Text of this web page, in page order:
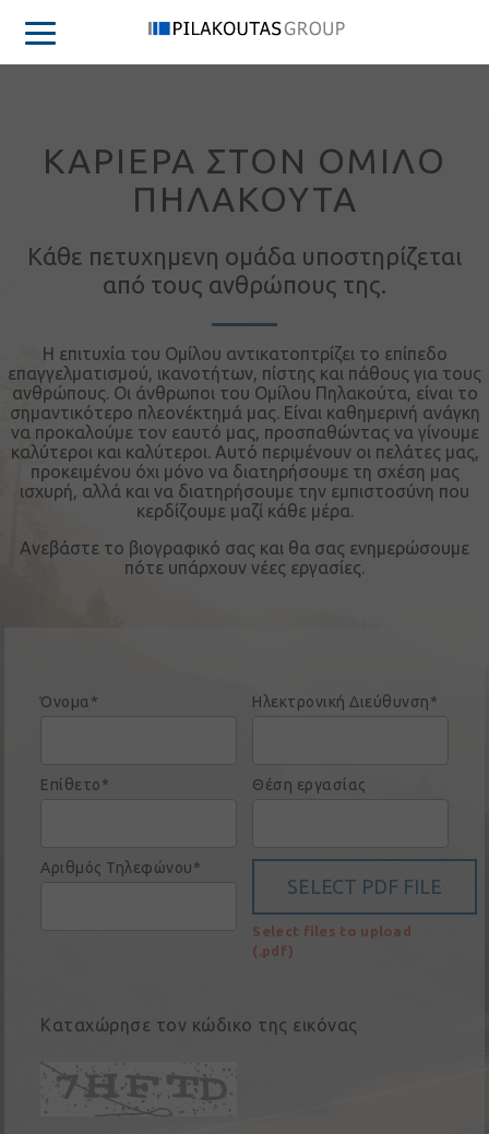
Συνδεση
Ο
Πηλακούτα
Νέα &
εκδηλώσεις
Πωλήσεις
Εταιρική
κοινωνική
ευθύνη
ΚΑΡΙΕΡΑ ΣΤΟΝ ΟΜΙΛΟ
ΠΗΛΑΚΟΥΤΑ
Κάθε πετυχημενη ομάδα υποστηρίζεται
από τους ανθρώπους της.
Η επιτυχία του Ομίλου αντικατοπτρίζει το επίπεδο
επαγγελματισμού, ικανοτήτων, πίστης και πάθους για τους
ανθρώπους. Οι άνθρωποι του Ομίλου Πηλακούτα, είναι το
σημαντικότερο πλεονέκτημά μας. Είναι καθημερινή ανάγκη
να προκαλούμε τον εαυτό μας, προσπαθώντας να γίνουμε
καλύτεροι και καλύτεροι. Αυτό περιμένουν οι πελάτες μας,
προκειμένου όχι μόνο να διατηρήσουμε τη σχέση μας
ισχυρή, αλλά και να διατηρήσουμε την εμπιστοσύνη που
κερδίζουμε μαζί κάθε μέρα.
Ανεβάστε το βιογραφικό σας και θα σας ενημερώσουμε
πότε υπάρχουν νέες εργασίες.
Όνομα*
Επίθετο*
Αριθμός Τηλεφώνου*
Ηλεκτρονική Διεύθυνση*
Θέση εργασίας
Select files to upload
(.pdf)
Καταχώρησε τον κώδικo της εικόνας